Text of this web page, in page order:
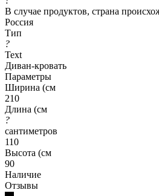
В случае продуктов, страна
Россия
Тип
?
Text
Диван-кровать
Параметры
Ширина (см
210
Длина (см
?
сантиметров
110
Высота (см
90
Наличие
Отзывы